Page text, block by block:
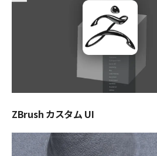
ZBrush カスタム UI